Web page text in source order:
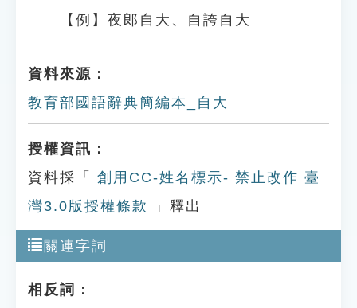
【例】夜郎自大、自誇自大
資料來源：
教育部國語辭典簡編本_自大
授權資訊：
資料採「
創用CC-姓名標示- 禁止改作 臺
灣3.0版授權條款
」釋出
關連字詞
相反詞：